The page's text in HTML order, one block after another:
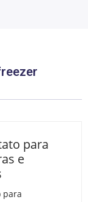
para
e
para